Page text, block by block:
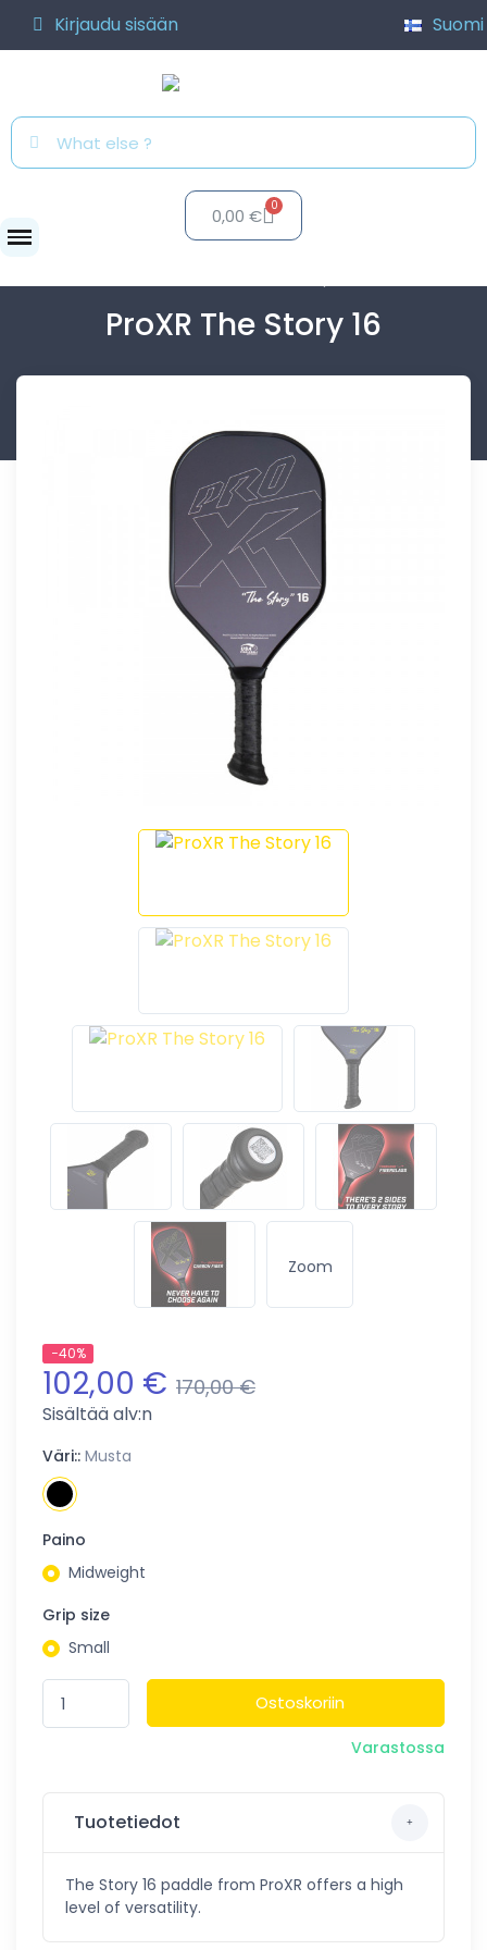
Kirjaudu sisään Suomi
0,00 €
ProXR The Story 16
Zoom
−40%
102,00 € 170,00 €
Sisältää alv:n
Väri:: Musta
Paino
Midweight
Grip size
Small
Ostoskoriin
Varastossa
Tuotetiedot
The Story 16 paddle from ProXR offers a high
level of versatility.